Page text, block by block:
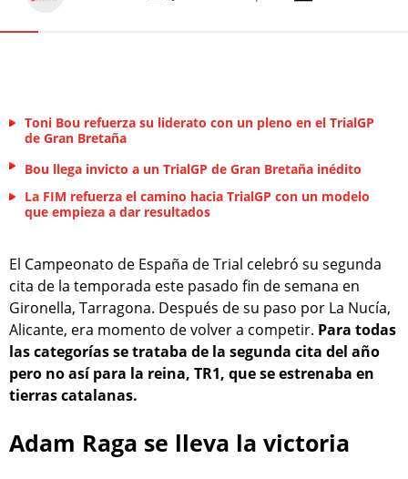
Toni Bou refuerza su liderato con un pleno en el TrialGP
de Gran Bretaña
Bou llega invicto a un TrialGP de Gran Bretaña inédito
La FIM refuerza el camino hacia TrialGP con un modelo
que empieza a dar resultados
El Campeonato de España de Trial celebró su segunda
cita de la temporada este pasado fin de semana en
Gironella, Tarragona. Después de su paso por La Nucía,
Alicante, era momento de volver a competir. Para todas
las categorías se trataba de la segunda cita del año
pero no así para la reina, TR1, que se estrenaba en
tierras catalanas.
Adam Raga se lleva la victoria